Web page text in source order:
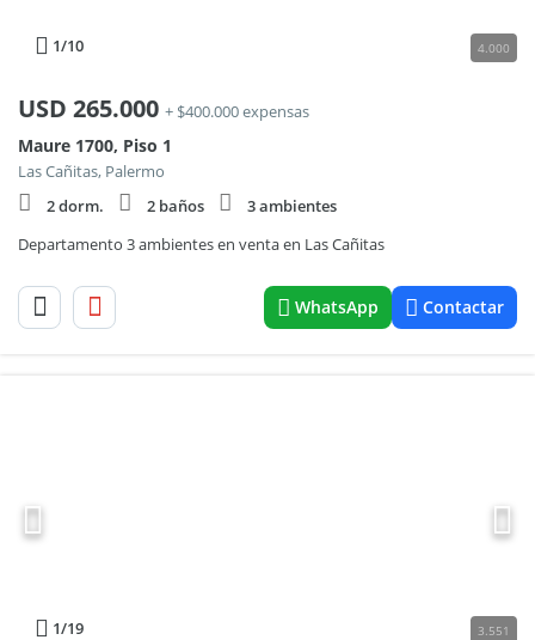
1/10 4.000
USD 265.000 + $400.000 expensas
Maure 1700, Piso 1
Las Cañitas, Palermo
2 dorm.
2 baños
3 ambientes
Departamento 3 ambientes en venta en Las Cañitas
WhatsApp Contactar
1/19 3.551